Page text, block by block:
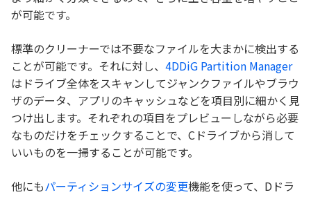
が可能です。
標準のクリーナーでは不要なファイルを大まかに検出する
ことが可能です。それに対し、 4DDiG Partition Manager
はドライブ全体をスキャンしてジャンクファイルやブラウ
ザのデータ、アプリのキャッシュなどを項目別に細かく見
つけ出します。それぞれの項目をプレビューしながら必要
なものだけをチェックすることで、Cドライブから消して
いいものを一掃することが可能です。
他にもパーティションサイズの変更機能を使って、Dドラ